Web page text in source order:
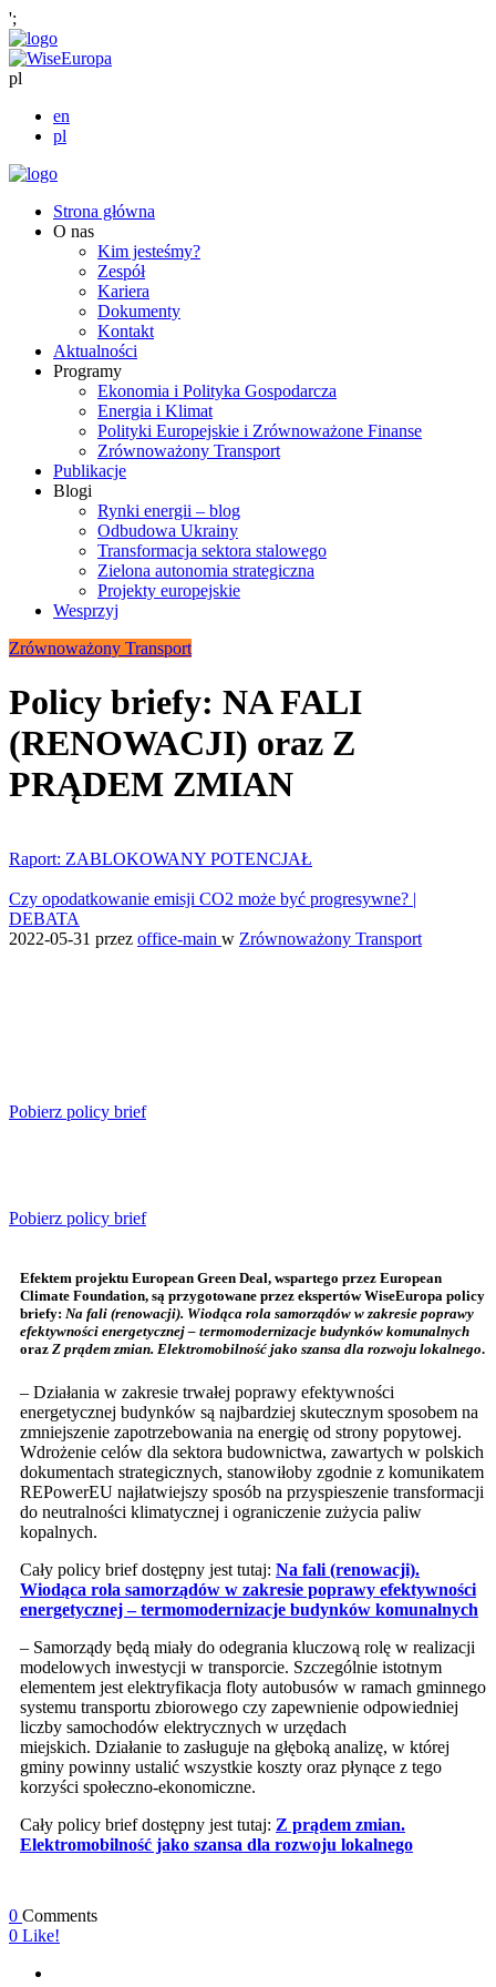
';
pl
en
pl
Strona główna
O nas
Kim jesteśmy?
Zespół
Kariera
Dokumenty
Kontakt
Aktualności
Programy
Ekonomia i Polityka Gospodarcza
Energia i Klimat
Polityki Europejskie i Zrównoważone Finanse
Zrównoważony Transport
Publikacje
Blogi
Rynki energii – blog
Odbudowa Ukrainy
Transformacja sektora stalowego
Zielona autonomia strategiczna
Projekty europejskie
Wesprzyj
Zrównoważony Transport
Policy briefy: NA FALI
(RENOWACJI) oraz Z
PRĄDEM ZMIAN
Raport: ZABLOKOWANY POTENCJAŁ
Czy opodatkowanie emisji CO2 może być progresywne? |
DEBATA
2022-05-31 przez office-main w Zrównoważony Transport
Pobierz policy brief
Pobierz policy brief
Efektem projektu European Green Deal, wspartego przez European
Climate Foundation, są przygotowane przez ekspertów WiseEuropa policy
briefy: Na fali (renowacji). Wiodąca rola samorządów w zakresie poprawy
efektywności energetycznej – termomodernizacje budynków komunalnych
oraz Z prądem zmian. Elektromobilność jako szansa dla rozwoju lokalnego.
– Działania w zakresie trwałej poprawy efektywności
energetycznej budynków są najbardziej skutecznym sposobem na
zmniejszenie zapotrzebowania na energię od strony popytowej.
Wdrożenie celów dla sektora budownictwa, zawartych w polskich
dokumentach strategicznych, stanowiłoby zgodnie z komunikatem
REPowerEU najłatwiejszy sposób na przyspieszenie transformacji
do neutralności klimatycznej i ograniczenie zużycia paliw
kopalnych.
Cały policy brief dostępny jest tutaj: Na fali (renowacji).
Wiodąca rola samorządów w zakresie poprawy efektywności
energetycznej – termomodernizacje budynków komunalnych
– Samorządy będą miały do odegrania kluczową rolę w realizacji
modelowych inwestycji w transporcie. Szczególnie istotnym
elementem jest elektryfikacja floty autobusów w ramach gminnego
systemu transportu zbiorowego czy zapewnienie odpowiedniej
liczby samochodów elektrycznych w urzędach
miejskich. Działanie to zasługuje na głęboką analizę, w której
gminy powinny ustalić wszystkie koszty oraz płynące z tego
korzyści społeczno-ekonomiczne.
Cały policy brief dostępny jest tutaj: Z prądem zmian.
Elektromobilność jako szansa dla rozwoju lokalnego
0 Comments
0 Like!